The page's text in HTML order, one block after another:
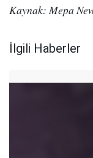
Kaynak: Mepa
İlgili Haberler